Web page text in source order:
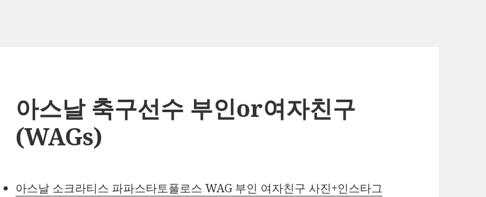
아스날 축구선수 부인or여자친구
(WAGs)
아스날 소크라티스 파파스타토풀로스 WAG 부인 여자친구 사진+인스타그